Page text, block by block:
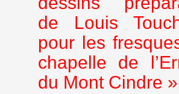
de Louis
pour les
chapelle de
du Mont Cindre »